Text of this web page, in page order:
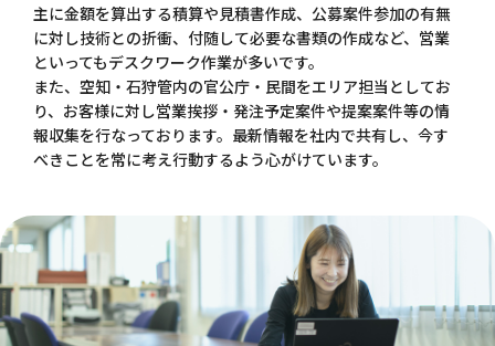
主に金額を算出する積算や見積書作成、公募案件参加の有無
に対し技術との折衝、付随して必要な書類の作成など、営業
といってもデスクワーク作業が多いです。
また、空知・石狩管内の官公庁・民間をエリア担当としてお
り、お客様に対し営業挨拶・発注予定案件や提案案件等の情
報収集を行なっております。最新情報を社内で共有し、今す
べきことを常に考え行動するよう心がけています。